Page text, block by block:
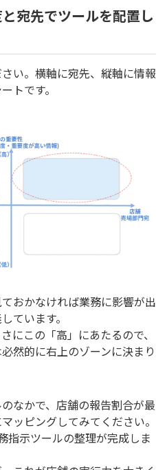
宛先でツールを配置し
い。横軸に宛先、縦軸に情報
トです。
おかなければ業務に影響が出
ています。
にこの「高」にあたるので、
然的に右上のゾーンに決まり
なかで、店舗の報告割合が最
ッピングしてみてください。
指示ツールの整理が完成しま